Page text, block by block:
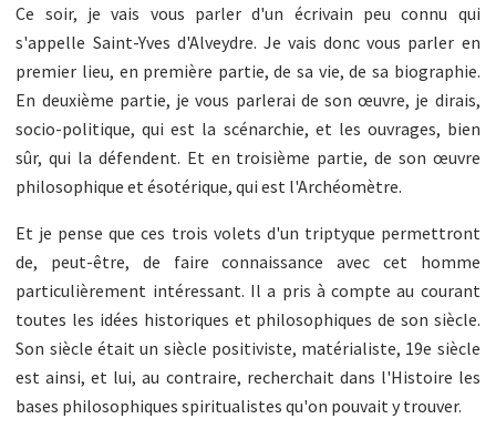
Ce soir, je vais vous parler d'un écrivain peu connu qui
s'appelle Saint-Yves d'Alveydre. Je vais donc vous parler en
premier lieu, en première partie, de sa vie, de sa biographie.
En deuxième partie, je vous parlerai de son œuvre, je dirais,
socio-politique, qui est la scénarchie, et les ouvrages, bien
sûr, qui la défendent. Et en troisième partie, de son œuvre
philosophique et ésotérique, qui est l'Archéomètre.
Et je pense que ces trois volets d'un triptyque permettront
de, peut-être, de faire connaissance avec cet homme
particulièrement intéressant. Il a pris à compte au courant
toutes les idées historiques et philosophiques de son siècle.
Son siècle était un siècle positiviste, matérialiste, 19e siècle
est ainsi, et lui, au contraire, recherchait dans l'Histoire les
bases philosophiques spiritualistes qu'on pouvait y trouver.